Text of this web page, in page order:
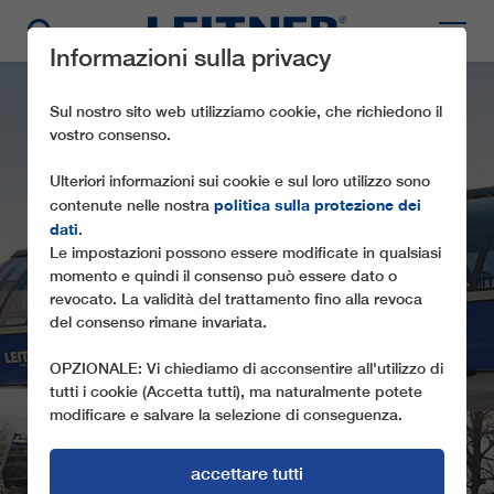
TMX6-8 QAFQAZ 6
LUSSO PURO ANCHE IN AZERBAIGIAN
Informazioni sulla privacy
Sul nostro sito web utilizziamo cookie, che richiedono il
vostro consenso.
Ulteriori informazioni sui cookie e sul loro utilizzo sono
contenute nelle nostra politica sulla protezione dei
dati.
Le impostazioni possono essere modificate in qualsiasi
momento e quindi il consenso può essere dato o
revocato. La validità del trattamento fino alla revoca
del consenso rimane invariata.
OPZIONALE: Vi chiediamo di acconsentire all'utilizzo di
tutti i cookie (Accetta tutti), ma naturalmente potete
modificare e salvare la selezione di conseguenza.
accettare tutti